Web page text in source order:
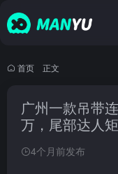
首页 正文
广州一款吊带
万，尾部达人
4个月前发布